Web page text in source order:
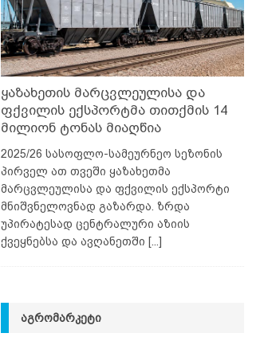
ყაზახეთის მარცვლეულისა და
ფქვილის ექსპორტმა თითქმის 14
მილიონ ტონას მიაღწია
2025/26 სასოფლო-სამეურნეო სეზონის
პირველ ათ თვეში ყაზახეთმა
მარცვლეულისა და ფქვილის ექსპორტი
მნიშვნელოვნად გაზარდა. ზრდა
უპირატესად ცენტრალური აზიის
ქვეყნებსა და ავღანეთში [...]
ᲐᲒᲠᲝᲛᲐᲠᲙᲔᲢᲘ